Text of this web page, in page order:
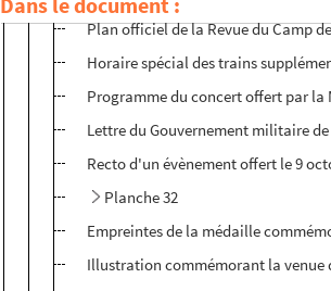
Plan officiel de la Revue du Camp
Horaire spécial des trains
Programme du concert offert par la
Lettre du Gouvernement militaire
Recto d'un évènement offert le 9
Planche 32
Empreintes de la médaille
Illustration commémorant la venue